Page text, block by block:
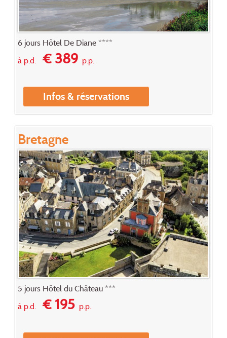
6 jours Hôtel De Diane ****
à p.d.€ 389p.p.
Infos & réservations
Bretagne
5 jours Hôtel du Château ***
à p.d.€ 195p.p.